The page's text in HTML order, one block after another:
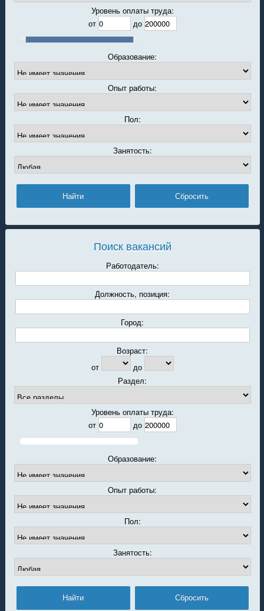
Уровень оплаты труда:
от
до
Образование:
Опыт работы:
Пол:
Занятость:
Поиск вакансий
Работодатель:
Должность, позиция:
Город:
Возраст:
от
до
Раздел:
Уровень оплаты труда:
от
до
Образование:
Опыт работы:
Пол:
Занятость: